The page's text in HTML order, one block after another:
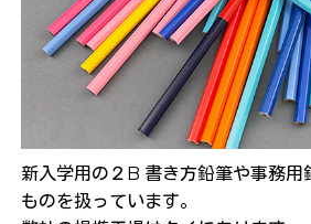
新入学用の２B 書き方鉛筆や事務用
ものを扱っています。